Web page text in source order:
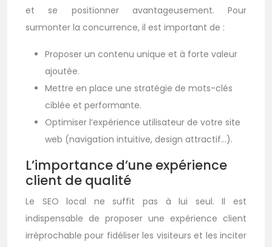
et se positionner avantageusement. Pour
surmonter la concurrence, il est important de :
Proposer un contenu unique et à forte valeur
ajoutée.
Mettre en place une stratégie de mots-clés
ciblée et performante.
Optimiser l’expérience utilisateur de votre site
web (navigation intuitive, design attractif…).
L’importance d’une expérience
client de qualité
Le SEO local ne suffit pas à lui seul. Il est
indispensable de proposer une expérience client
irréprochable pour fidéliser les visiteurs et les inciter